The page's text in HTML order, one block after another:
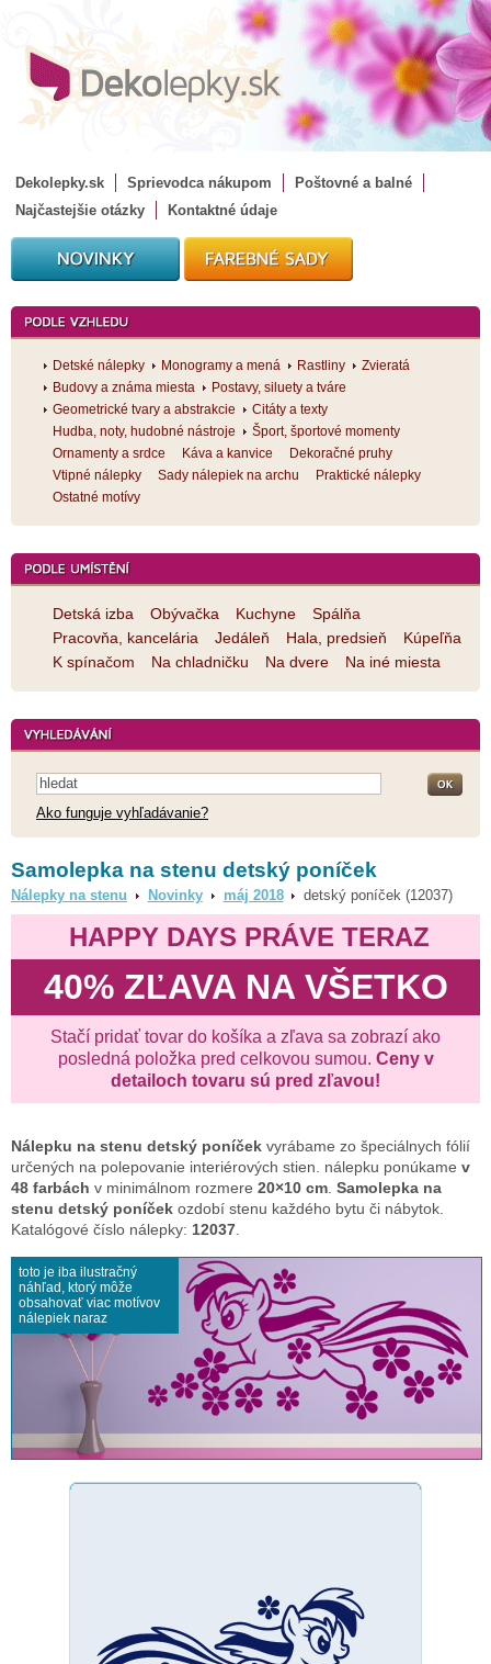
Dekolepky.sk Sprievodca nákupom
Poštovné a balné
Najčastejšie otázky
Kontaktné údaje
Detské nálepky Monogramy a mená Rastliny
Zvieratá
Budovy a známa miesta
Postavy, siluety a tváre
Geometrické tvary a abstrakcie
Citáty a texty
Hudba, noty, hudobné nástroje
Šport, športové momenty
Ornamenty a srdce
Káva a kanvice
Dekoračné pruhy
Vtipné nálepky
Sady nálepiek na archu
Praktické nálepky
Ostatné motívy
Detská izba Obývačka Kuchyne
Spálňa
Pracovňa, kancelária
Jedáleň Hala, predsieň
Kúpeľňa
K spínačom
Na chladničku Na dvere Na iné miesta
Ako funguje vyhľadávanie?
Samolepka na stenu detský poníček
Nálepky na stenu Novinky máj 2018 detský poníček (12037)
HAPPY DAYS PRÁVE TERAZ
40% ZĽAVA NA VŠETKO
Stačí pridať tovar do košíka a zľava sa zobrazí ako
posledná položka pred celkovou sumou. Ceny v
detailoch tovaru sú pred zľavou!
Nálepku na stenu detský poníček vyrábame zo špeciálnych fólií
určených na polepovanie interiérových stien. nálepku ponúkame v
48 farbách v minimálnom rozmere 20×10 cm Samolepka na
stenu detský poníček ozdobí stenu každého bytu či nábytok.
Katalógové číslo nálepky: 12037
toto je iba ilustračný
náhľad, ktorý môže
obsahovať viac motívov
nálepiek naraz